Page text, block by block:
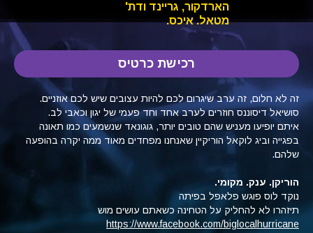
הארדקור, גריינד ודת'
מטאל. איכס.
רכישת כרטיס
זה לא חלום, זה ערב שיגרום לכם להיות עצובים שיש לכם אוזניים.
סושיאל דיסוננס חוזרים לערב אחד וחד פעמי של יגון וכאבי לב.
איתם יופיעו מעניש שהם טובים יותר, גוגונאד שנשמעים כמו תאונה
בפגייה וביג לוקאל הוריקיין שאנחנו מפחדים מאוד ממה יקרה בהופעה
שלהם.
הוריקן. ענק. מקומי.
נוקד לוס פוגש פלאפל בפיתה
תיזהרו לא להחליק על הטחינה כשאתם עושים מוש
https://www.facebook.com/biglocalhurricane